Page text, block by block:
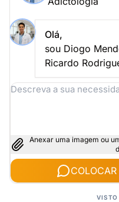
Olá,
sou Diogo
Ricardo
Anexar uma imagem ou
VISTO